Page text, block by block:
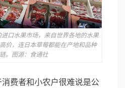
口水果市场，来自世界各地的水果
价，连日本草莓都能在产地和品种
。图源：食通社
费者和小农户很难说是公